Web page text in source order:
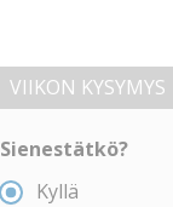
VIIKON KYSYMYS
Sienestätkö?
Kyllä